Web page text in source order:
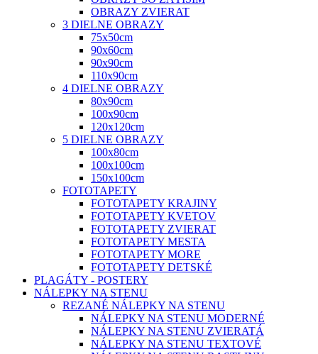
OBRAZY ZVIERAT
3 DIELNE OBRAZY
75x50cm
90x60cm
90x90cm
110x90cm
4 DIELNE OBRAZY
80x90cm
100x90cm
120x120cm
5 DIELNE OBRAZY
100x80cm
100x100cm
150x100cm
FOTOTAPETY
FOTOTAPETY KRAJINY
FOTOTAPETY KVETOV
FOTOTAPETY ZVIERAT
FOTOTAPETY MESTA
FOTOTAPETY MORE
FOTOTAPETY DETSKÉ
PLAGÁTY - POSTERY
NÁLEPKY NA STENU
REZANÉ NÁLEPKY NA STENU
NÁLEPKY NA STENU MODERNÉ
NÁLEPKY NA STENU ZVIERATÁ
NÁLEPKY NA STENU TEXTOVÉ